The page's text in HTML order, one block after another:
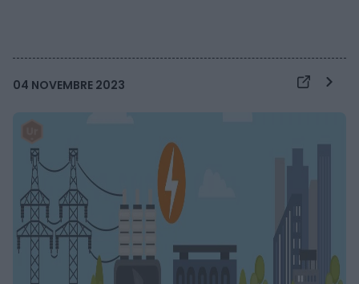
04 NOVEMBRE 2023